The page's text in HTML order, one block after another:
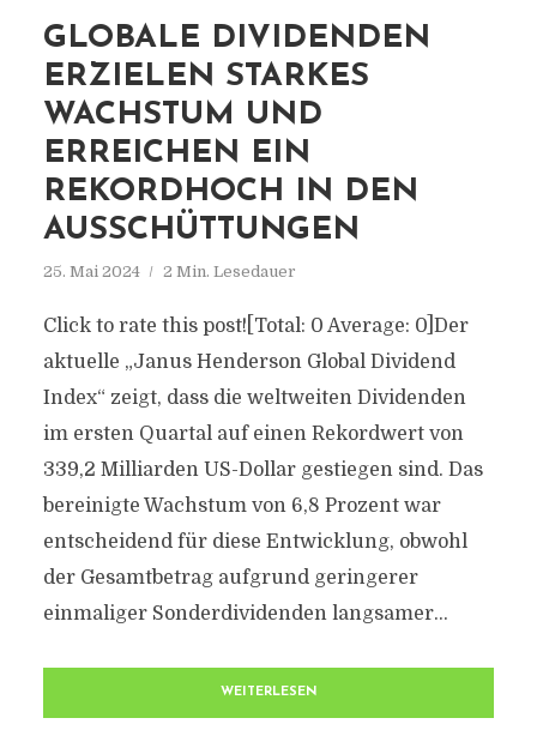
GLOBALE DIVIDENDEN
ERZIELEN STARKES
WACHSTUM UND
ERREICHEN EIN
REKORDHOCH IN DEN
AUSSCHÜTTUNGEN
25. Mai 2024 2 Min. Lesedauer
Click to rate this post![Total: 0 Average: 0]Der
aktuelle „Janus Henderson Global Dividend
Index“ zeigt, dass die weltweiten Dividenden
im ersten Quartal auf einen Rekordwert von
339,2 Milliarden US-Dollar gestiegen sind. Das
bereinigte Wachstum von 6,8 Prozent war
entscheidend für diese Entwicklung, obwohl
der Gesamtbetrag aufgrund geringerer
einmaliger Sonderdividenden langsamer...
WEITERLESEN